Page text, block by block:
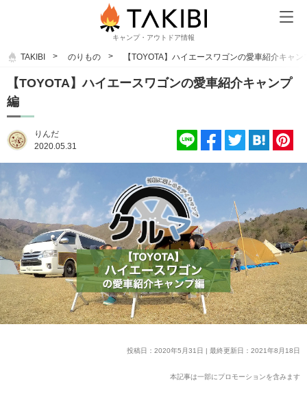
キャンプ・アウトドア情報
TAKIBI のりもの 【TOYOTA】ハイエースワゴンの愛車紹介キャン
【TOYOTA】ハイエースワゴンの愛車紹介キャンプ
編
りんだ
2020.05.31
投稿日：2020年5月31日 | 最終更新日：2021年8月18日
本記事は一部にプロモーションを含みます